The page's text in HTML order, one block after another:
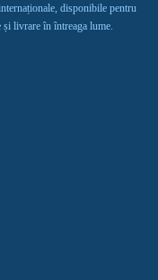
disponibile pentru
și livrare în întreaga lume.